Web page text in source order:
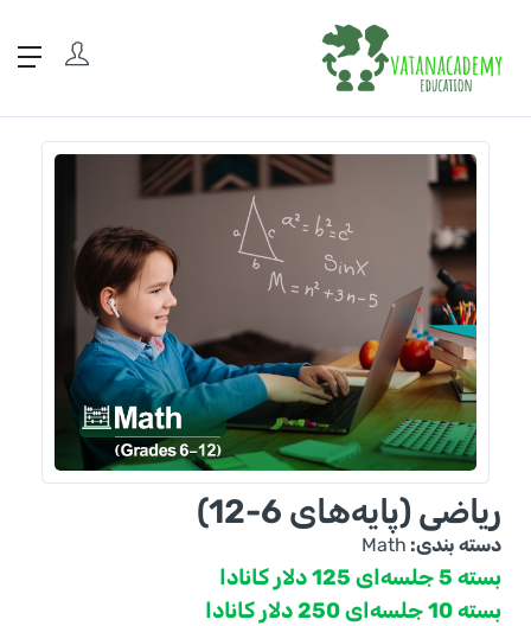
ریاضی (پایه‌های 6-12)
دسته بندی: Math
بسته 5 جلسه‌ای 125 دلار کانادا
بسته 10 جلسه‌ای 250 دلار کانادا